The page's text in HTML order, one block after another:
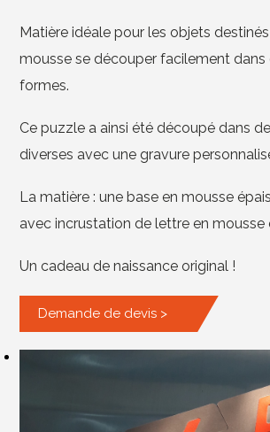
Matière idéale pour les objets
mousse se découper facilement
formes.
Ce puzzle a ainsi été découpé dans
diverses avec une gravure
La matière : une base en mousse
avec incrustation de lettre en mousse
Un cadeau de naissance original !
Demande de devis >